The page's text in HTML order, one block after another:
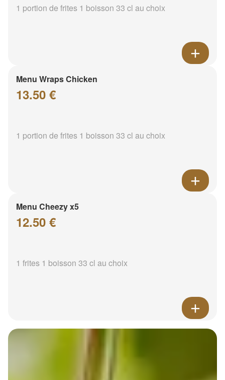
1 portion de frites 1 boisson 33 cl au choix
Menu Wraps Chicken
13.50 €
1 portion de frites 1 boisson 33 cl au choix
Menu Cheezy x5
12.50 €
1 frites 1 boisson 33 cl au choix